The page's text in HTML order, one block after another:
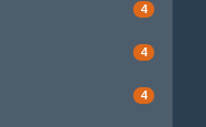
4
4
4